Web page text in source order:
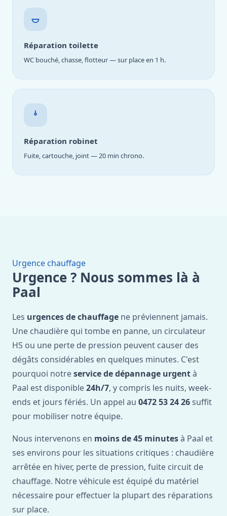
Réparation toilette
WC bouché, chasse, flotteur — sur place en 1 h.
Réparation robinet
Fuite, cartouche, joint — 20 min chrono.
Urgence chauffage
Urgence ? Nous sommes là à
Paal
Les urgences de chauffage ne préviennent jamais.
Une chaudière qui tombe en panne, un circulateur
HS ou une perte de pression peuvent causer des
dégâts considérables en quelques minutes. C'est
pourquoi notreservice de dépannage urgentà
Paal est disponible24h/7, y compris les nuits, week-
ends et jours fériés. Un appel au 0472 53 24 26 suffit
pour mobiliser notre équipe.
Nous intervenons en moins de 45 minutesà Paal et
ses environs pour les situations critiques : chaudière
arrêtée en hiver, perte de pression, fuite circuit de
chauffage. Notre véhicule est équipé du matériel
nécessaire pour effectuer la plupart des réparations
sur place.